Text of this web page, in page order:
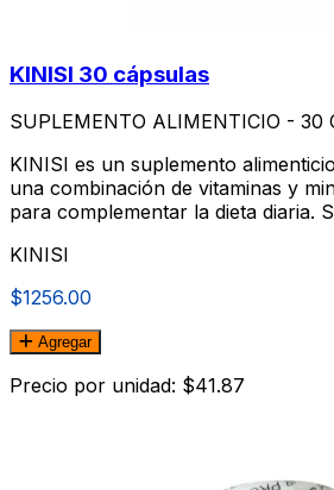
KINISI 30 cápsulas
SUPLEMENTO ALIMENTICIO - 30
KINISI es un suplemento
una combinación de vitaminas y
para complementar la dieta diaria.
KINISI
$1256.00
Agregar
Precio por unidad: $41.87